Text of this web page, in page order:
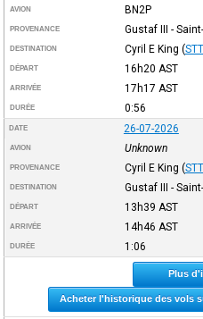
AVION BN2P
PROVENANCE Gustaf III -
DESTINATION Cyril E King (
DÉPART 16h20 AST
ARRIVÉE 17h17 AST
DURÉE 0:56
DATE 26-07-2026
AVION Unknown
PROVENANCE Cyril E King (
DESTINATION Gustaf III -
DÉPART 13h39 AST
ARRIVÉE 14h46 AST
DURÉE 1:06
Plus
Acheter l'historique des vols